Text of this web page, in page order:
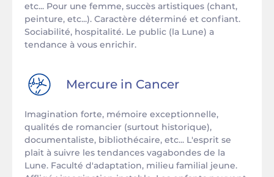
etc... Pour une femme, succès artistiques (chant,
peinture, etc...). Caractère déterminé et confiant.
Sociabilité, hospitalité. Le public (la Lune) a
tendance à vous enrichir.
Mercure in Cancer
Imagination forte, mémoire exceptionnelle,
qualités de romancier (surtout historique),
documentaliste, bibliothécaire, etc... L'esprit se
plait à suivre les tendances vagabondes de la
Lune. Faculté d'adaptation, milieu familial jeune.